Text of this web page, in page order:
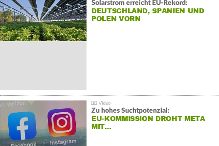
Solarstrom erreicht EU-Rekord:
DEUTSCHLAND, SPANIEN UND
POLEN VORN
Zu hohes Suchtpotenzial:
EU-KOMMISSION DROHT META
MIT…